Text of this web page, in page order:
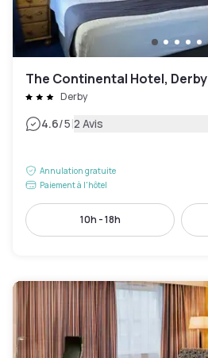
The Continental Hotel, Derby
Derby
4.6/5|2 Avis
Annulation gratuite
Paiement à l'hôtel
10h - 18h